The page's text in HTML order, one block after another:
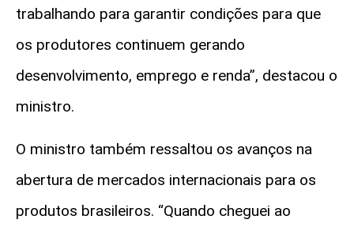
trabalhando para garantir condições para que
os produtores continuem gerando
desenvolvimento, emprego e renda”, destacou o
ministro.
O ministro também ressaltou os avanços na
abertura de mercados internacionais para os
produtos brasileiros. “Quando cheguei ao